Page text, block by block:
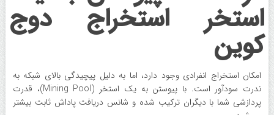
استخر استخراج دوج
‌کوین
امکان استخراج انفرادی وجود دارد، اما به دلیل پیچیدگی بالای شبکه به‌
ندرت سودآور است. با پیوستن به یک استخر (Mining Pool)، قدرت
پردازشی شما با دیگران ترکیب شده و شانس دریافت پاداش ثابت بیشتر